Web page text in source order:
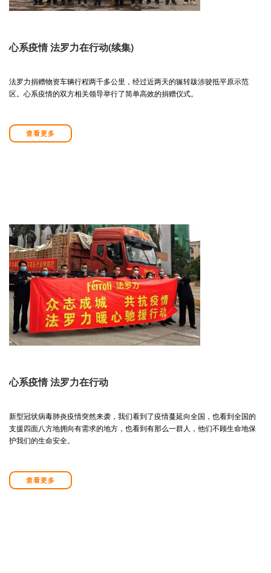
心系疫情 法罗力在行动(续集)
法罗力捐赠物资车辆行程两千多公里，经过近两天的辗转跋涉驶抵平原示范
区。心系疫情的双方相关领导举行了简单高效的捐赠仪式。
查看更多
心系疫情 法罗力在行动
新型冠状病毒肺炎疫情突然来袭，我们看到了疫情蔓延向全国，也看到全国的
支援四面八方地拥向有需求的地方，也看到有那么一群人，他们不顾生命地保
护我们的生命安全。
查看更多